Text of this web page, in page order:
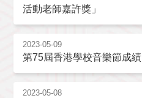
活動老師嘉許獎」
2023-05-09
第75屆香港學校音樂節成績
2023-05-08